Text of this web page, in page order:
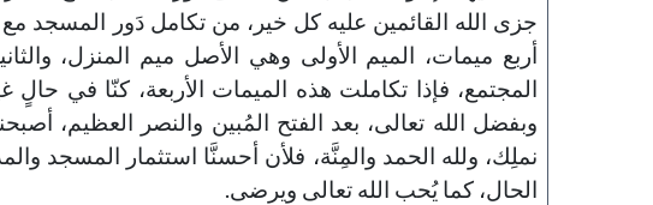
جزى الله القائمين عليه كل خير، من تكامل دَور المسجد مع
أربع ميمات، الميم الأولى وهي الأصل ميم المنزل،
المجتمع، فإذا تكاملت هذه الميمات الأربعة، كنّا في حالٍ
وبفضل الله تعالى، بعد الفتح المُبين والنصر العظيم،
نملِك، ولله الحمد والمِنَّة، فلأن أحسنَّا استثمار المسجد
الحال، كما يُحب الله تعالى ويرضى.